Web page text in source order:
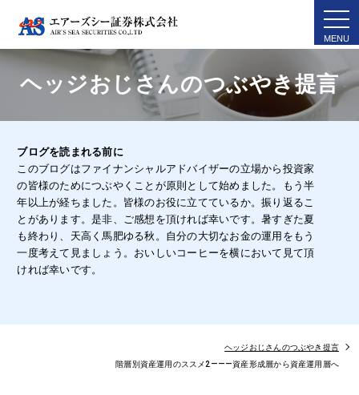
ヘッジおじさんのつぶやき提言
ブログを読まれる前に
このブログはファイナンシャルアドバイザーの立場から投資家
の皆様のためにつぶやくことが原則として始めました。もう半
年以上が経ちました。皆様のお役に立てているか。振り返るこ
とがあります。是非、ご感想を頂ければ幸いです。暑すぎた夏
も終わり、天高く馬肥ゆる秋。自分の大切なお金の運用をもう
一度考えて見ましょう。おいしいコーヒーを横において見て頂
ければ幸いです。
ヘッジおじさんのつぶやき提言
階層別資産運用のススメ2―――資産形成層から資産運用層へ